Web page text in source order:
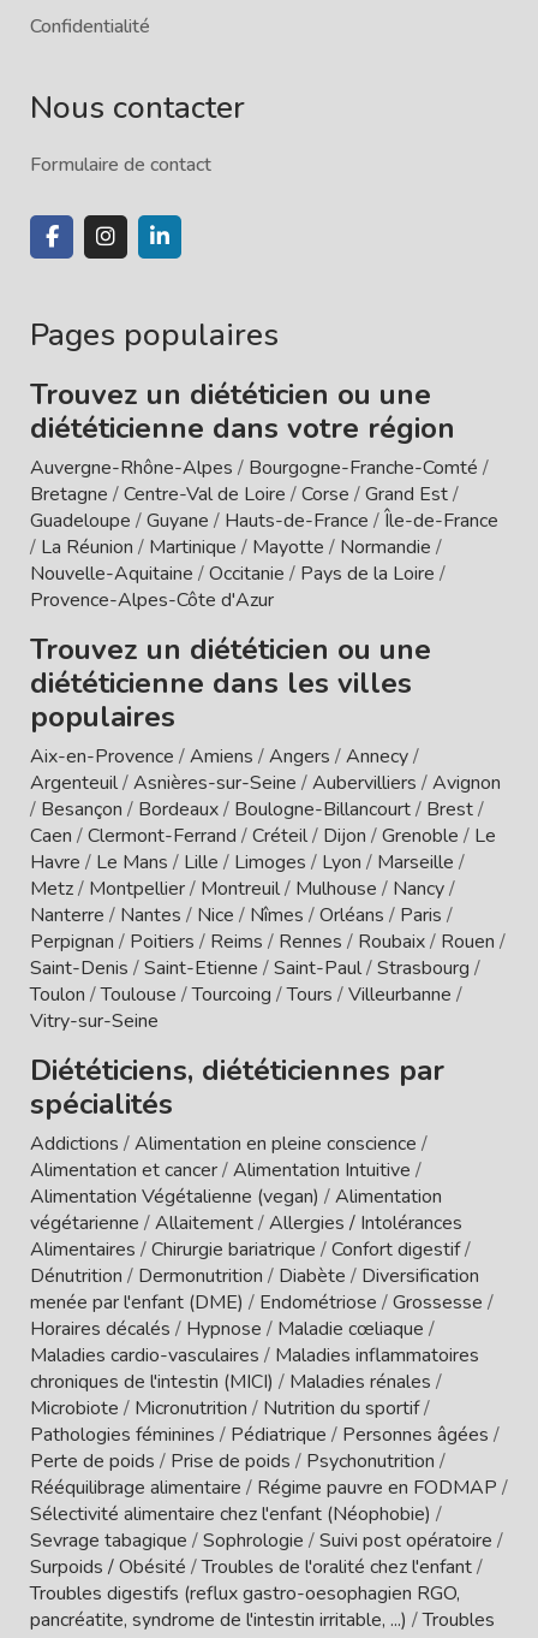
Confidentialité
Nous contacter
Formulaire de contact
Pages populaires
Trouvez un diététicien ou une
diététicienne dans votre région
Auvergne-Rhône-Alpes / Bourgogne-Franche-Comté /
Bretagne /Centre-Val de Loire /Corse /Grand Est/
Guadeloupe /Guyane / Hauts-de-France /Île-de-France
/ La Réunion / Martinique / Mayotte / Normandie /
Nouvelle-Aquitaine /Occitanie / Pays de la Loire /
Provence-Alpes-Côte d'Azur
Trouvez un diététicien ou une
diététicienne dans les villes
populaires
Aix-en-Provence /Amiens /Angers /Annecy/
Argenteuil/Asnières-sur-Seine /Aubervilliers /Avignon
/ Besançon / Bordeaux/ Boulogne-Billancourt/ Brest/
Caen /Clermont-Ferrand /Créteil/ Dijon /Grenoble / Le
Havre / Le Mans / Lille / Limoges / Lyon / Marseille /
Metz/ Montpellier/ Montreuil/ Mulhouse / Nancy/
Nanterre / Nantes / Nice / Nîmes /Orléans / Paris /
Perpignan / Poitiers / Reims / Rennes / Roubaix/ Rouen /
Saint-Denis /Saint-Etienne /Saint-Paul/Strasbourg /
Toulon /Toulouse /Tourcoing /Tours /Villeurbanne /
Vitry-sur-Seine
Diététiciens, diététiciennes par
spécialités
Addictions /Alimentation en pleine conscience /
Alimentation et cancer/Alimentation Intuitive /
Alimentation Végétalienne (vegan) /Alimentation
végétarienne /Allaitement/Allergies / Intolérances
Alimentaires /Chirurgie bariatrique /Confort digestif/
Dénutrition / Dermonutrition / Diabète / Diversification
menée par l'enfant (DME) / Endométriose /Grossesse /
Horaires décalés / Hypnose / Maladie cœliaque /
Maladies cardio-vasculaires / Maladies inflammatoires
chroniques de l'intestin (MICI) / Maladies rénales /
Microbiote / Micronutrition / Nutrition du sportif/
Pathologies féminines / Pédiatrique / Personnes âgées /
Perte de poids / Prise de poids / Psychonutrition /
Rééquilibrage alimentaire / Régime pauvre en FODMAP /
Sélectivité alimentaire chez l'enfant (Néophobie) /
Sevrage tabagique /Sophrologie /Suivi post opératoire /
Surpoids / Obésité /Troubles de l'oralité chez l'enfant/
Troubles digestifs (reflux gastro-oesophagien RGO,
pancréatite, syndrome de l'intestin irritable, ...) /Troubles